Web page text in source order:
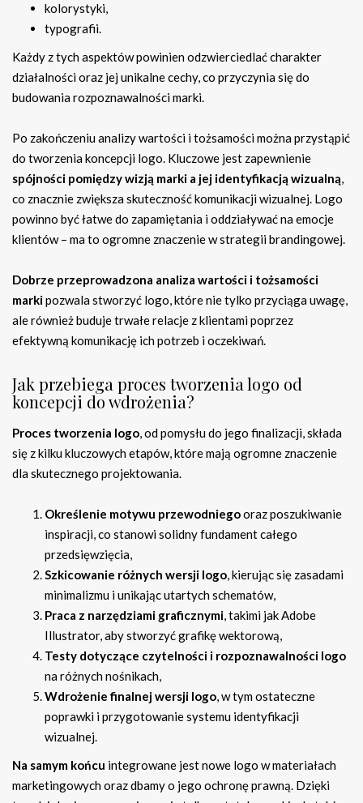
kolorystyki,
typografii.
Każdy z tych aspektów powinien odzwierciedlać charakter
działalności oraz jej unikalne cechy, co przyczynia się do
budowania rozpoznawalności marki.
Po zakończeniu analizy wartości i tożsamości można przystąpić
do tworzenia koncepcji logo. Kluczowe jest zapewnienie
spójności pomiędzy wizją marki a jej identyfikacją wizualną,
co znacznie zwiększa skuteczność komunikacji wizualnej. Logo
powinno być łatwe do zapamiętania i oddziaływać na emocje
klientów – ma to ogromne znaczenie w strategii brandingowej.
Dobrze przeprowadzona analiza wartości i tożsamości
markipozwala stworzyć logo, które nie tylko przyciąga uwagę,
ale również buduje trwałe relacje z klientami poprzez
efektywną komunikację ich potrzeb i oczekiwań.
Jak przebiega proces tworzenia logo od
koncepcji do wdrożenia?
Proces tworzenia logo, od pomysłu do jego finalizacji, składa
się z kilku kluczowych etapów, które mają ogromne znaczenie
dla skutecznego projektowania.
Określenie motywu przewodniegooraz poszukiwanie
inspiracji, co stanowi solidny fundament całego
przedsięwzięcia,
Szkicowanie różnych wersji logo, kierując się zasadami
minimalizmu i unikając utartych schematów,
Praca z narzędziami graficznymi, takimi jak Adobe
Illustrator, aby stworzyć grafikę wektorową,
Testy dotyczące czytelności i rozpoznawalności logo
na różnych nośnikach,
Wdrożenie finalnej wersji logo, w tym ostateczne
poprawki i przygotowanie systemu identyfikacji
wizualnej.
Na samym końcu integrowane jest nowe logo w materiałach
marketingowych oraz dbamy o jego ochronę prawną. Dzięki